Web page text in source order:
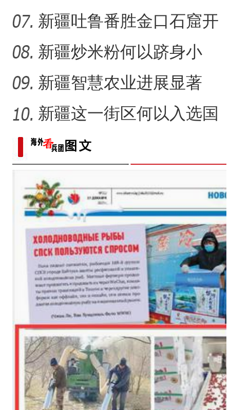
护带 从“锁边绿化”到“产
新疆吐鲁番胜金口石窟开
放有何特殊意义？
新疆炒米粉何以跻身小
吃“顶流”？
新疆智慧农业进展显著
新疆这一街区何以入选国
家级旅游休闲街区名单？